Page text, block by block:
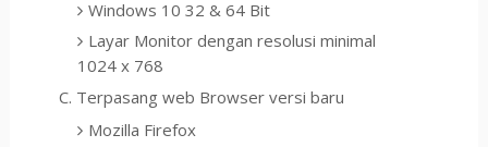
Windows 10 32 & 64 Bit
Layar Monitor dengan resolusi minimal
1024 x 768
C. Terpasang web Browser versi baru
Mozilla Firefox